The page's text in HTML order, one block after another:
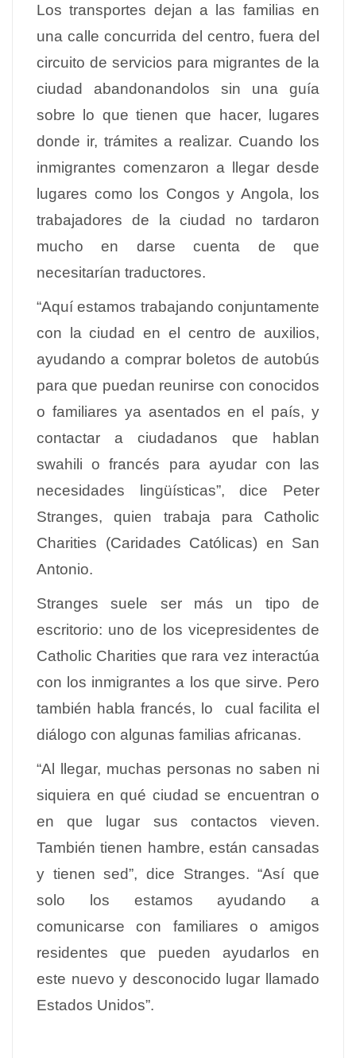
Los transportes dejan a las familias en
una calle concurrida del centro, fuera del
circuito de servicios para migrantes de la
ciudad abandonandolos sin una guía
sobre lo que tienen que hacer, lugares
donde ir, trámites a realizar. Cuando los
inmigrantes comenzaron a llegar desde
lugares como los Congos y Angola, los
trabajadores de la ciudad no tardaron
mucho en darse cuenta de que
necesitarían traductores.
“Aquí estamos trabajando conjuntamente
con la ciudad en el centro de auxilios,
ayudando a comprar boletos de autobús
para que puedan reunirse con conocidos
o familiares ya asentados en el país, y
contactar a ciudadanos que hablan
swahili o francés para ayudar con las
necesidades lingüísticas”, dice Peter
Stranges, quien trabaja para Catholic
Charities (Caridades Católicas) en San
Antonio.
Stranges suele ser más un tipo de
escritorio: uno de los vicepresidentes de
Catholic Charities que rara vez interactúa
con los inmigrantes a los que sirve. Pero
también habla francés, lo cual facilita el
diálogo con algunas familias africanas.
“Al llegar, muchas personas no saben ni
siquiera en qué ciudad se encuentran o
en que lugar sus contactos vieven.
También tienen hambre, están cansadas
y tienen sed”, dice Stranges. “Así que
solo los estamos ayudando a
comunicarse con familiares o amigos
residentes que pueden ayudarlos en
este nuevo y desconocido lugar llamado
Estados Unidos”.